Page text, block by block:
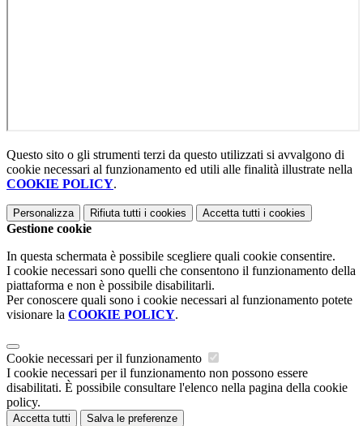
Questo sito o gli strumenti terzi da questo utilizzati si avvalgono di
cookie necessari al funzionamento ed utili alle finalità illustrate nella
COOKIE POLICY.
Personalizza Rifiuta tutti i cookies Accetta tutti i cookies
Gestione cookie
In questa schermata è possibile scegliere quali cookie consentire.
I cookie necessari sono quelli che consentono il funzionamento della
piattaforma e non è possibile disabilitarli.
Per conoscere quali sono i cookie necessari al funzionamento potete
visionare la COOKIE POLICY.
Cookie necessari per il funzionamento
I cookie necessari per il funzionamento non possono essere
disabilitati. È possibile consultare l'elenco nella pagina della cookie
policy.
Accetta tutti Salva le preferenze